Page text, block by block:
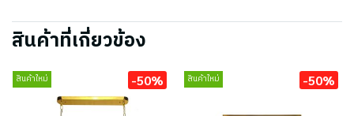
สินค้าที่เกี่ยวข้อง
สินค้าใหม่ -50% สินค้าใหม่ -50%